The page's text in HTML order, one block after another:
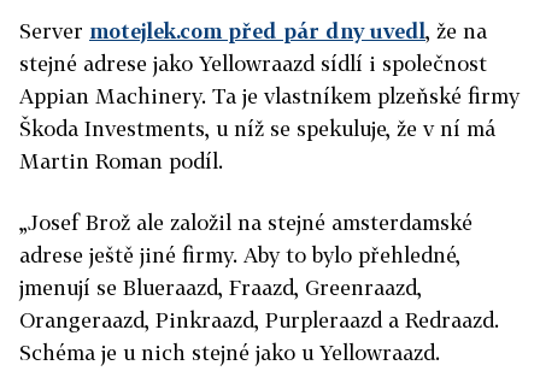
Server motejlek.com před pár dny uvedl, že na
stejné adrese jako Yellowraazd sídlí i společnost
Appian Machinery. Ta je vlastníkem plzeňské firmy
Škoda Investments, u níž se spekuluje, že v ní má
Martin Roman podíl.
„Josef Brož ale založil na stejné amsterdamské
adrese ještě jiné firmy. Aby to bylo přehledné,
jmenují se Blueraazd, Fraazd, Greenraazd,
Orangeraazd, Pinkraazd, Purpleraazd a Redraazd.
Schéma je u nich stejné jako u Yellowraazd.